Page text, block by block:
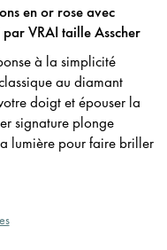
en or rose avec
VRAI taille Asscher
à la simplicité
au diamant
doigt et épouser la
signature plonge
lumière pour faire briller